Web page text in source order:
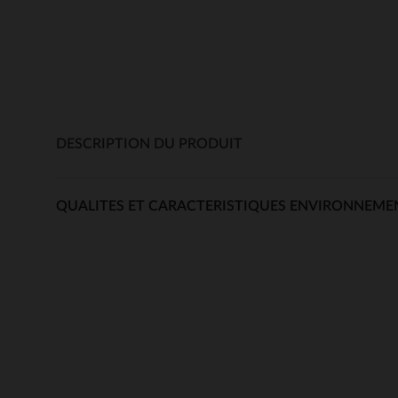
DESCRIPTION DU PRODUIT
QUALITES ET CARACTERISTIQUES